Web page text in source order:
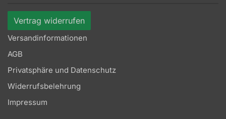
Vertrag widerrufen
Versandinformationen
AGB
Privatsphäre und Datenschutz
Widerrufsbelehrung
Impressum